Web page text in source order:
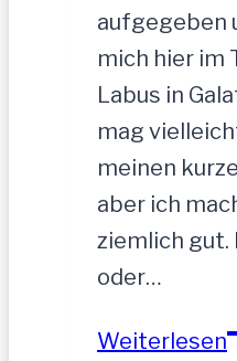
aufgegeben
mich hier im
Labus in
mag
meinen
aber ich
ziemlich gut.
oder…
Weiterlesen